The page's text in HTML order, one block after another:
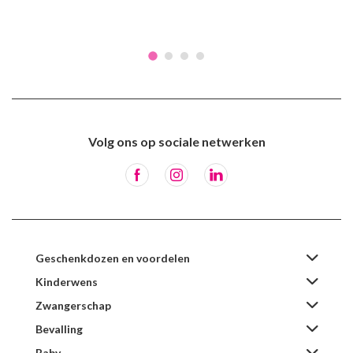
Volg ons op sociale netwerken
Geschenkdozen en voordelen
Kinderwens
Zwangerschap
Bevalling